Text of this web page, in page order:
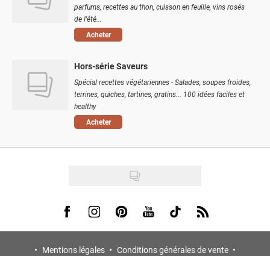
parfums, recettes au thon, cuisson en feuille, vins rosés
de l'été...
Acheter
Hors-série Saveurs
Spécial recettes végétariennes - Salades, soupes froides,
terrines, quiches, tartines, gratins... 100 idées faciles et
healthy
Acheter
Visit us on Facebook
Visit us on Instagram
Visit us on Pinterest
Visit us on Youtube
Visit us on Tiktok
Visit us on Rss
Mentions légales
Conditions générales de vente